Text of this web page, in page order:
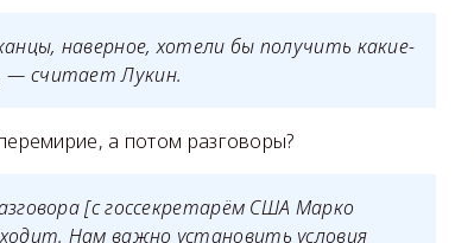
наверное, хотели бы получить какие-
— считает Лукин.
а потом разговоры?
[с госсекретарём США Марко
Нам важно установить условия